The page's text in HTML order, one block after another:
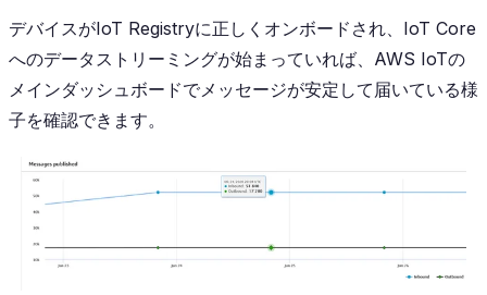
デバイスがIoT Registryに正しくオンボードされ、IoT Core
へのデータストリーミングが始まっていれば、AWS IoTの
メインダッシュボードでメッセージが安定して届いている様
子を確認できます。